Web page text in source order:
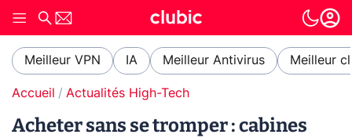
Meilleur VPN IA Meilleur Antivirus Meilleur
Accueil Actualités High-Tech
Acheter sans se tromper : cabines